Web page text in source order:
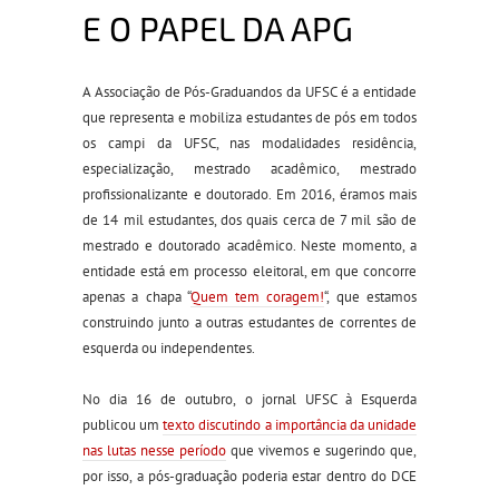
E O PAPEL DA APG
A Associação de Pós-Graduandos da UFSC é a entidade
que representa e mobiliza estudantes de pós em todos
os campi da UFSC, nas modalidades residência,
especialização, mestrado acadêmico, mestrado
profissionalizante e doutorado. Em 2016, éramos mais
de 14 mil estudantes, dos quais cerca de 7 mil são de
mestrado e doutorado acadêmico. Neste momento, a
entidade está em processo eleitoral, em que concorre
apenas a chapa “Quem tem coragem!“, que estamos
construindo junto a outras estudantes de correntes de
esquerda ou independentes.
No dia 16 de outubro, o jornal UFSC à Esquerda
publicou umtexto discutindo a importância da unidade
nas lutas nesse período que vivemos e sugerindo que,
por isso, a pós-graduação poderia estar dentro do DCE